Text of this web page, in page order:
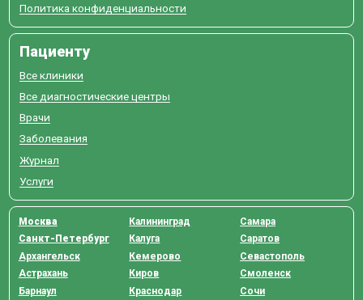
Политика конфиденциальности
Пациенту
Все клиники
Все диагностические центры
Врачи
Заболевания
Журнал
Услуги
Москва
Санкт-Петербург
Архангельск
Астрахань
Барнаул
Калининград
Калуга
Кемерово
Киров
Краснодар
Самара
Саратов
Севастополь
Смоленск
Сочи